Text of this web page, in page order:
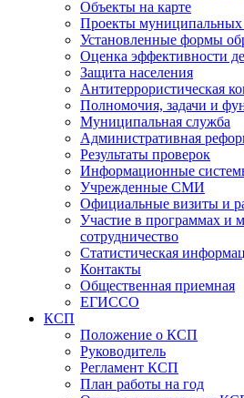
Объекты на карте
Проекты муниципальных
Установленные формы
Оценка эффективности
Защита населения
Антитеррористическая
Полномочия, задачи и
Муниципальная служба
Административная
Результаты проверок
Информационные
Учрежденные СМИ
Официальные визиты и
Участие в программах и
сотрудничество
Статистическая
Контакты
Общественная приемная
ЕГИССО
КСП
Положение о КСП
Руководитель
Регламент КСП
План работы на год